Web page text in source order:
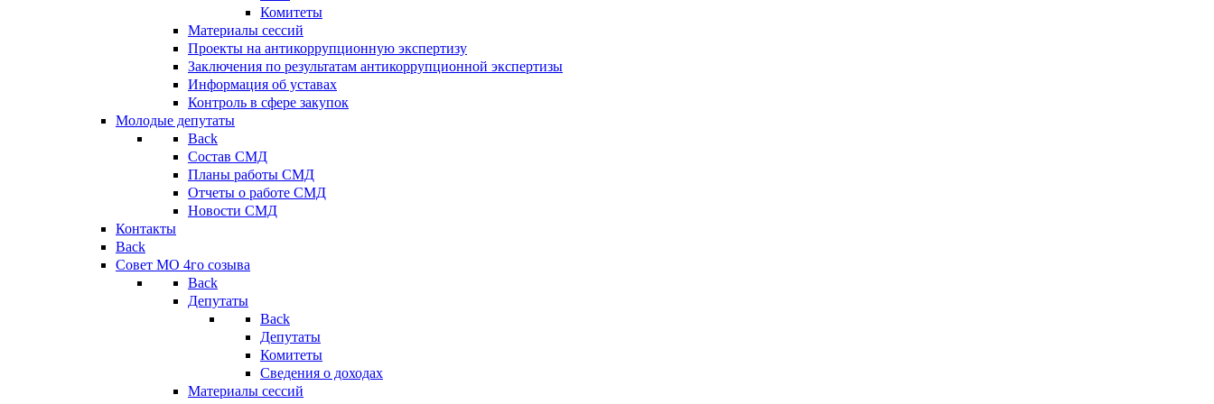
Комитеты
Материалы сессий
Проекты на антикоррупционную экспертизу
Заключения по результатам антикоррупционной экспертизы
Информация об уставах
Контроль в сфере закупок
Молодые депутаты
Back
Состав СМД
Планы работы СМД
Отчеты о работе СМД
Новости СМД
Контакты
Back
Совет МО 4го созыва
Back
Депутаты
Back
Депутаты
Комитеты
Сведения о доходах
Материалы сессий